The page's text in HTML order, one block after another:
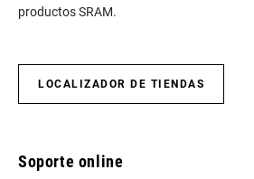
productos SRAM.
LOCALIZADOR DE TIENDAS
Soporte online